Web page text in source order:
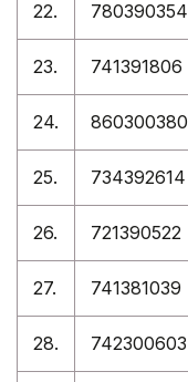
22. 780390354
23. 741391806
24. 860300380
25. 734392614
26. 721390522
27. 741381039
28. 742300603